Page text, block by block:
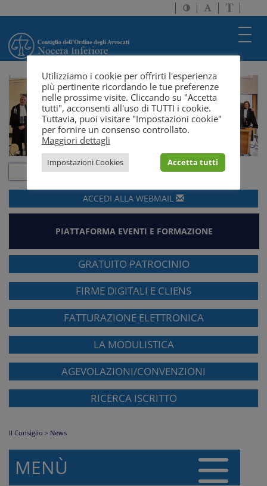
Attiva/disattiva
alto
Attiva/
dimensione
a
solo
ACCEDI ALLA WEBMAIL
PIATTAFORMA EVENTI E FORMAZIONE
GRATUITO PATROCINIO
FIRME DIGITALI E CLIENS
FATTURAZIONE ELETTRONICA
LA MODULISTICA
AGEVOLAZIONI/CONVENZIONI
RICERCA ISCRITTO
Il Consiglio > News
MENÙ
Utilizziamo i cookie per offrirti l'esperienza
più pertinente ricordando le tue preferenze
nelle prossime visite. Cliccando su "Accetta
tutti", acconsenti all'uso di TUTTI i cookie.
Tuttavia, puoi visitare "Impostazioni cookie"
per fornire un consenso controllato.
Maggiori dettagli
Impostazioni Cookies Accetta tutti